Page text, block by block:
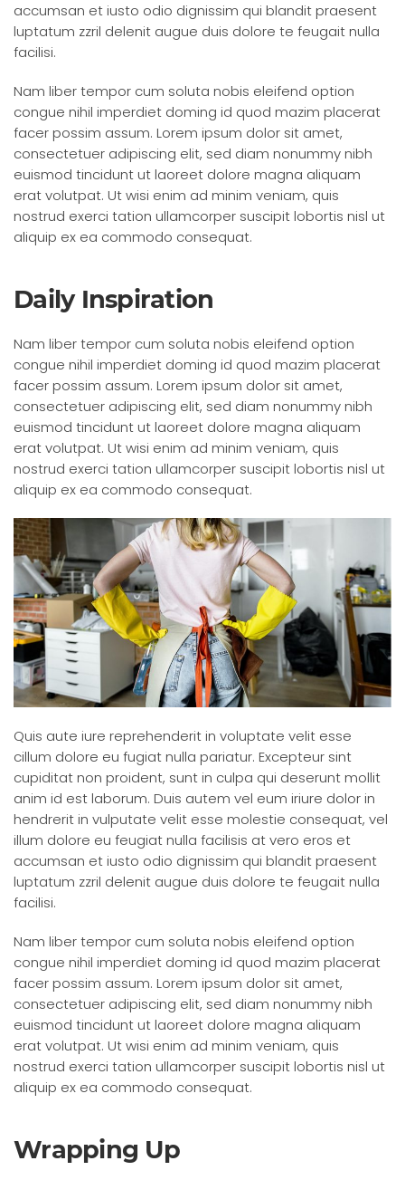
accumsan et iusto odio dignissim qui blandit praesent
luptatum zzril delenit augue duis dolore te feugait nulla
facilisi.
Nam liber tempor cum soluta nobis eleifend option
congue nihil imperdiet doming id quod mazim placerat
facer possim assum. Lorem ipsum dolor sit amet,
consectetuer adipiscing elit, sed diam nonummy nibh
euismod tincidunt ut laoreet dolore magna aliquam
erat volutpat. Ut wisi enim ad minim veniam, quis
nostrud exerci tation ullamcorper suscipit lobortis nisl ut
aliquip ex ea commodo consequat.
Daily Inspiration
Nam liber tempor cum soluta nobis eleifend option
congue nihil imperdiet doming id quod mazim placerat
facer possim assum. Lorem ipsum dolor sit amet,
consectetuer adipiscing elit, sed diam nonummy nibh
euismod tincidunt ut laoreet dolore magna aliquam
erat volutpat. Ut wisi enim ad minim veniam, quis
nostrud exerci tation ullamcorper suscipit lobortis nisl ut
aliquip ex ea commodo consequat.
Quis aute iure reprehenderit in voluptate velit esse
cillum dolore eu fugiat nulla pariatur. Excepteur sint
cupiditat non proident, sunt in culpa qui deserunt mollit
anim id est laborum. Duis autem vel eum iriure dolor in
hendrerit in vulputate velit esse molestie consequat, vel
illum dolore eu feugiat nulla facilisis at vero eros et
accumsan et iusto odio dignissim qui blandit praesent
luptatum zzril delenit augue duis dolore te feugait nulla
facilisi.
Nam liber tempor cum soluta nobis eleifend option
congue nihil imperdiet doming id quod mazim placerat
facer possim assum. Lorem ipsum dolor sit amet,
consectetuer adipiscing elit, sed diam nonummy nibh
euismod tincidunt ut laoreet dolore magna aliquam
erat volutpat. Ut wisi enim ad minim veniam, quis
nostrud exerci tation ullamcorper suscipit lobortis nisl ut
aliquip ex ea commodo consequat.
Wrapping Up